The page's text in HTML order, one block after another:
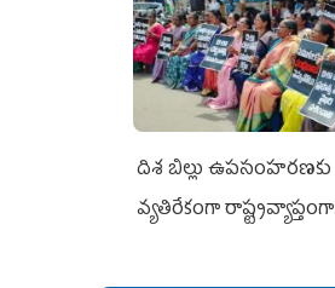
దిశ బిల్లు ఉపసంహరణకు
వ్యతిరేకంగా రాష్ట్రవ్యాప్తంగా